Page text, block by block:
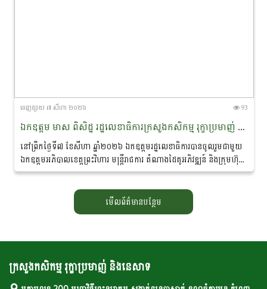
ចេញ​ផ្សាយ​ ៧ សីហា ២០២៦ 93
ឯកឧត្តម មាស ពិសិដ្ឋ រដ្ឋលេខាធិការក្រសួងកសិកម្ម រុក្ខាប្រមាញ់ និងនេសាទ បានចូលរួមជាអធិបតីភាពក្នុងពិធីចុះហត្ថលេខាលក់-ទិញផលិតផលកសិកម្មសរីរាង្គ នៅខេត្តព្រះវិហារ
នៅព្រឹកថ្ងៃទី៧ ខែសីហា ឆ្នាំ២០២៦ ឯកឧត្តមរដ្ឋលេខាធិការបានចូលរួមជាមួយ
ឯកឧត្តមអភិបាលខេត្តព្រះវិហារ មន្ត្រីរាជការ តំណាងដៃគូអភិវឌ្ឍន៍ និងក្រុមហ៊ុន
ឯកជន ព្រមទាំងប្រជាកសិករ...
មើលព័ត៌មានបន្ថែម
ក្រសួងកសិកម្ម រុក្ខាប្រមាញ់ និងនេសាទ